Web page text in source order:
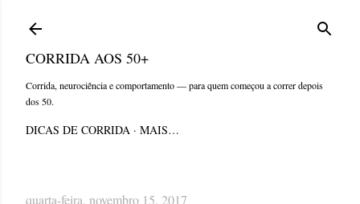
CORRIDA AOS 50+
Corrida, neurociência e comportamento — para quem começou a correr depois
dos 50.
DICAS DE CORRIDA MAIS…
quarta-feira, novembro 15, 2017